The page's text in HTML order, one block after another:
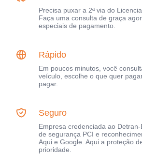
Precisa puxar a 2ª via do
Faça uma consulta de graça
especiais de pagamento.
Rápido
Em poucos minutos, você
veículo, escolhe o que quer
pagar.
Seguro
Empresa credenciada ao
de segurança PCI e
Aqui e Google. Aqui a proteção
prioridade.